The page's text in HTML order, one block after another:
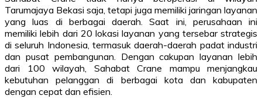
Tarumajaya Bekasi saja, tetapi juga memiliki jaringan layanan
yang luas di berbagai daerah. Saat ini, perusahaan ini
memiliki lebih dari 20 lokasi layanan yang tersebar strategis
di seluruh Indonesia, termasuk daerah-daerah padat industri
dan pusat pembangunan. Dengan cakupan layanan lebih
dari 100 wilayah, Sahabat Crane mampu menjangkau
kebutuhan pelanggan di berbagai kota dan kabupaten
dengan cepat dan efisien.